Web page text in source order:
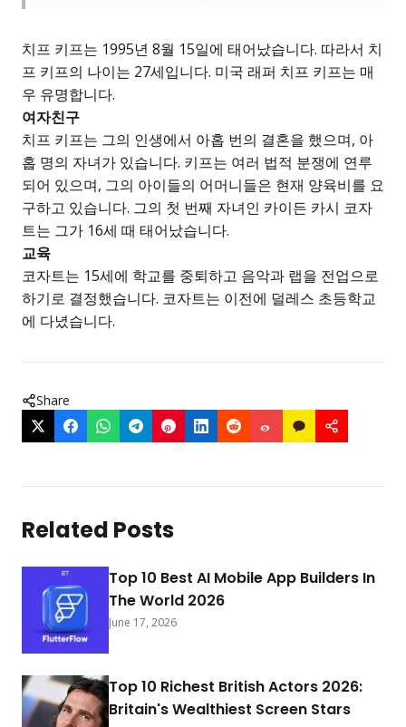
치프 키프는 1995년 8월 15일에 태어났습니다. 따라서 치
프 키프의 나이는 27세입니다. 미국 래퍼 치프 키프는 매
우 유명합니다.
여자친구
치프 키프는 그의 인생에서 아홉 번의 결혼을 했으며, 아
홉 명의 자녀가 있습니다. 키프는 여러 법적 분쟁에 연루
되어 있으며, 그의 아이들의 어머니들은 현재 양육비를 요
구하고 있습니다. 그의 첫 번째 자녀인 카이든 카시 코자
트는 그가 16세 때 태어났습니다.
교육
코자트는 15세에 학교를 중퇴하고 음악과 랩을 전업으로
하기로 결정했습니다. 코자트는 이전에 덜레스 초등학교
에 다녔습니다.
Share
Related Posts
Top 10 Best AI Mobile App Builders In
The World 2026
June 17, 2026
Top 10 Richest British Actors 2026:
Britain's Wealthiest Screen Stars